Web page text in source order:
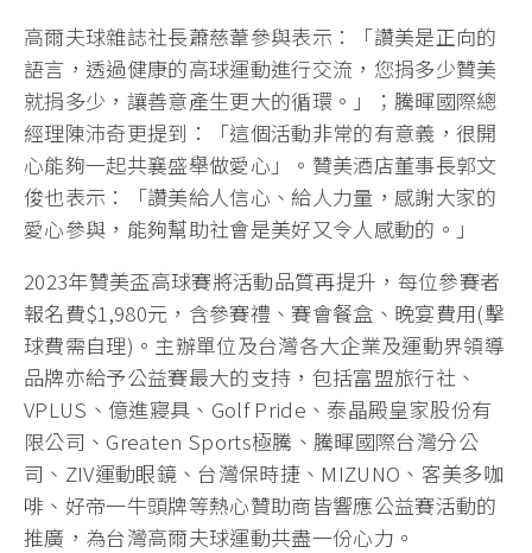
高爾夫球雜誌社長蕭慈葦參與表示：「讚美是正向的
語言，透過健康的高球運動進行交流，您捐多少贊美
就捐多少，讓善意產生更大的循環。」；騰暉國際總
經理陳沛奇更提到：「這個活動非常的有意義，很開
心能夠一起共襄盛舉做愛心」。贊美酒店董事長郭文
俊也表示：「讚美給人信心、給人力量，感謝大家的
愛心參與，能夠幫助社會是美好又令人感動的。」
2023年贊美盃高球賽將活動品質再提升，每位參賽者
報名費$1,980元，含參賽禮、賽會餐盒、晚宴費用(擊
球費需自理)。主辦單位及台灣各大企業及運動界領導
品牌亦給予公益賽最大的支持，包括富盟旅行社、
VPLUS、億進寢具、Golf Pride、泰晶殿皇家股份有
限公司、Greaten Sports極騰、騰暉國際台灣分公
司、ZIV運動眼鏡、台灣保時捷、MIZUNO、客美多咖
啡、好帝一牛頭牌等熱心贊助商皆響應公益賽活動的
推廣，為台灣高爾夫球運動共盡一份心力。